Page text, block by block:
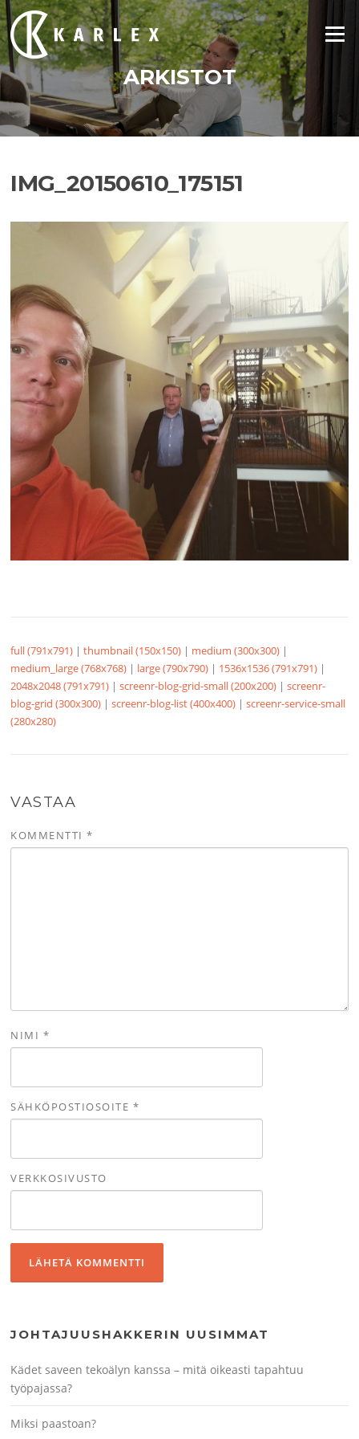
Siirry
suoraan
sisältöön
Valikko
ARKISTOT
IMG_20150610_175151
full (791x791) |thumbnail (150x150) | medium (300x300) |
medium_large (768x768) | large (790x790) | 1536x1536 (791x791) |
2048x2048 (791x791) |screenr-blog-grid-small (200x200) |screenr-
blog-grid (300x300) |screenr-blog-list (400x400) |screenr-service-small
(280x280)
VASTAA
KOMMENTTI*
NIMI *
SÄHKÖPOSTIOSOITE *
VERKKOSIVUSTO
JOHTAJUUSHAKKERIN UUSIMMAT
Kädet saveen tekoälyn kanssa – mitä oikeasti tapahtuu
työpajassa?
Miksi paastoan?